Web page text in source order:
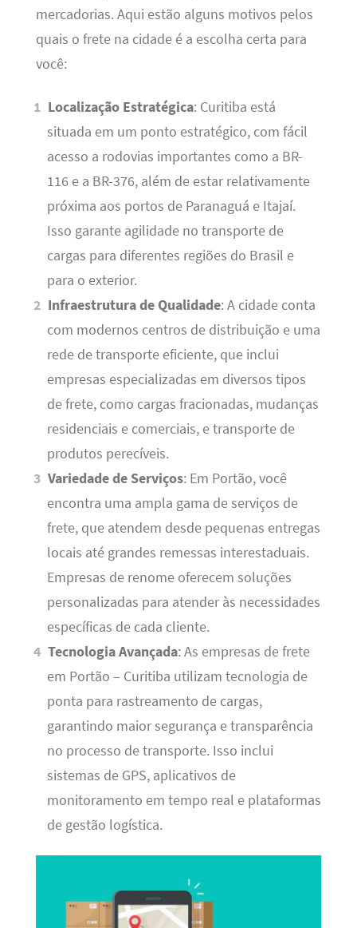
mercadorias. Aqui estão alguns motivos pelos
quais o frete na cidade é a escolha certa para
você:
Localização Estratégica: Curitiba está
situada em um ponto estratégico, com fácil
acesso a rodovias importantes como a BR-
116 e a BR-376, além de estar relativamente
próxima aos portos de Paranaguá e Itajaí.
Isso garante agilidade no transporte de
cargas para diferentes regiões do Brasil e
para o exterior.
Infraestrutura de Qualidade: A cidade conta
com modernos centros de distribuição e uma
rede de transporte eficiente, que inclui
empresas especializadas em diversos tipos
de frete, como cargas fracionadas, mudanças
residenciais e comerciais, e transporte de
produtos perecíveis.
Variedade de Serviços: Em Portão, você
encontra uma ampla gama de serviços de
frete, que atendem desde pequenas entregas
locais até grandes remessas interestaduais.
Empresas de renome oferecem soluções
personalizadas para atender às necessidades
específicas de cada cliente.
Tecnologia Avançada: As empresas de frete
em Portão – Curitiba utilizam tecnologia de
ponta para rastreamento de cargas,
garantindo maior segurança e transparência
no processo de transporte. Isso inclui
sistemas de GPS, aplicativos de
monitoramento em tempo real e plataformas
de gestão logística.